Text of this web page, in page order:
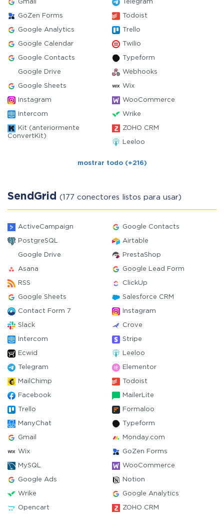
Gmail Telegram
GoZen Forms Todoist
Google Analytics Trello
Google Calendar Twilio
Google Contacts Typeform
Google Drive Webhooks
Google Sheets Wix
Instagram WooCommerce
Intercom Wrike
Kit (anteriormente
ConvertKit)
ZOHO CRM
Leeloo
mostrar todo (+216)
SendGrid (177 conectores listos para usar)
ActiveCampaign Google Contacts
PostgreSQL Airtable
Google Drive PrestaShop
Asana Google Lead Form
RSS ClickUp
Google Sheets Salesforce CRM
Contact Form 7 Instagram
Slack Crove
Intercom Stripe
Ecwid Leeloo
Telegram Elementor
MailChimp Todoist
Facebook MailerLite
Trello Formaloo
ManyChat Typeform
Gmail Monday.com
Wix GoZen Forms
MySQL WooCommerce
Google Ads Notion
Wrike Google Analytics
Opencart ZOHO CRM